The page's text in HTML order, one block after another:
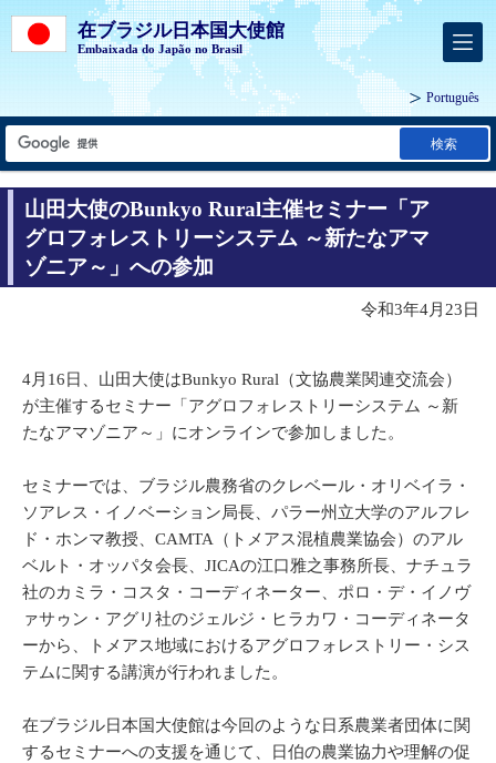
在ブラジル日本国大使館
Embaixada do Japão no Brasil
Português
検索
山田大使のBunkyo Rural主催セミナー「ア
グロフォレストリーシステム ～新たなアマ
ゾニア～」への参加
令和3年4月23日
4月16日、山田大使はBunkyo Rural（文協農業関連交流会）
が主催するセミナー「アグロフォレストリーシステム ～新
たなアマゾニア～」にオンラインで参加しました。
セミナーでは、ブラジル農務省のクレベール・オリベイラ・
ソアレス・イノベーション局長、パラー州立大学のアルフレ
ド・ホンマ教授、CAMTA（トメアス混植農業協会）のアル
ベルト・オッパタ会長、JICAの江口雅之事務所長、ナチュラ
社のカミラ・コスタ・コーディネーター、ポロ・デ・イノヴ
ァサゥン・アグリ社のジェルジ・ヒラカワ・コーディネータ
ーから、トメアス地域におけるアグロフォレストリー・シス
テムに関する講演が行われました。
在ブラジル日本国大使館は今回のような日系農業者団体に関
するセミナーへの支援を通じて、日伯の農業協力や理解の促